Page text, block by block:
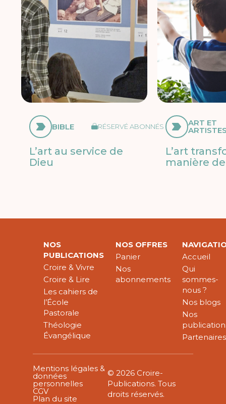
BIBLE RÉSERVÉ ABONNÉS
L’art au service de
Dieu
ART ET
L’art
manière
NOS
PUBLICATIONS
Croire & Vivre
Croire & Lire
Les cahiers de
l’École
Pastorale
Théologie
Évangélique
NOS OFFRES
Panier
Nos
abonnements
Accueil
Qui
sommes-
nous ?
Nos blogs
Nos
Partenaires
Mentions légales &
données
personnelles
CGV
Plan du site
© 2026 Croire-
Publications. Tous
droits réservés.